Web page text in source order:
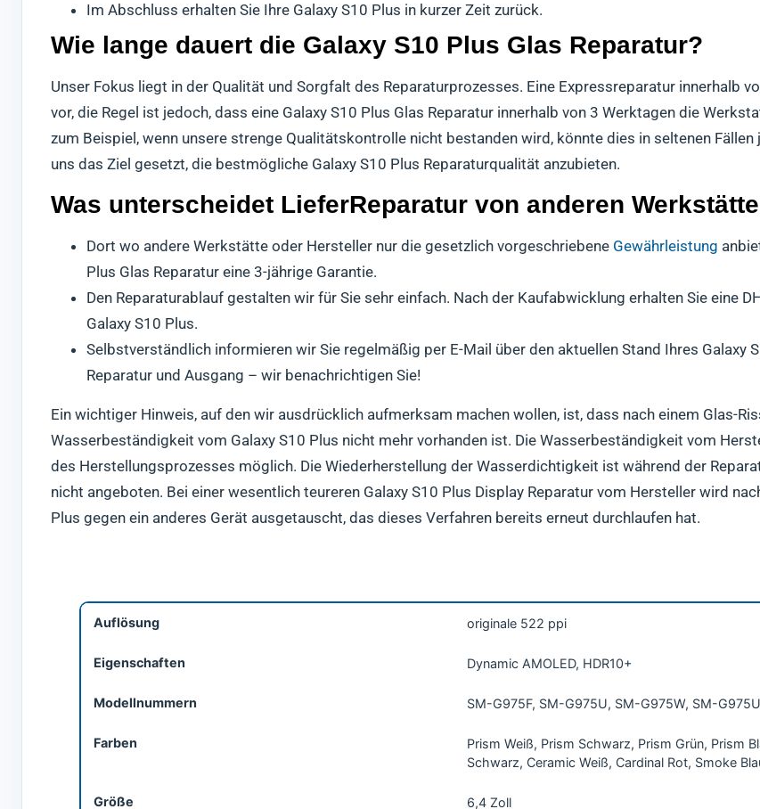
Im Abschluss erhalten Sie Ihre Galaxy S10 Plus in kurzer Zeit zurück.
Wie lange dauert die Galaxy S10 Plus Glas Reparatur?
Unser Fokus liegt in der Qualität und Sorgfalt des Reparaturprozesses. Eine Expressreparatur innerhalb
vor, die Regel ist jedoch, dass eine Galaxy S10 Plus Glas Reparatur innerhalb von 3 Werktagen die
zum Beispiel, wenn unsere strenge Qualitätskontrolle nicht bestanden wird, könnte dies in seltenen
uns das Ziel gesetzt, die bestmögliche Galaxy S10 Plus Reparaturqualität anzubieten.
Was unterscheidet LieferReparatur von anderen
Dort wo andere Werkstätte oder Hersteller nur die gesetzlich vorgeschriebene Gewährleistung
Plus Glas Reparatur eine 3-jährige Garantie.
Den Reparaturablauf gestalten wir für Sie sehr einfach. Nach der Kaufabwicklung erhalten Sie eine
Galaxy S10 Plus.
Selbstverständlich informieren wir Sie regelmäßig per E-Mail über den aktuellen Stand Ihres Galaxy
Reparatur und Ausgang – wir benachrichtigen Sie!
Ein wichtiger Hinweis, auf den wir ausdrücklich aufmerksam machen wollen, ist, dass nach einem Glas-
Wasserbeständigkeit vom Galaxy S10 Plus nicht mehr vorhanden ist. Die Wasserbeständigkeit vom
des Herstellungsprozesses möglich. Die Wiederherstellung der Wasserdichtigkeit ist während der
nicht angeboten. Bei einer wesentlich teureren Galaxy S10 Plus Display Reparatur vom Hersteller wird
Plus gegen ein anderes Gerät ausgetauscht, das dieses Verfahren bereits erneut durchlaufen hat.
Auflösung originale 522 ppi
Eigenschaften Dynamic AMOLED, HDR10+
Modellnummern SM-G975F, SM-G975U, SM-G975W, SM-
Farben
Prism Weiß, Prism Schwarz, Prism Grün, Prism
Schwarz, Ceramic Weiß, Cardinal Rot, Smoke
Größe 6,4 Zoll